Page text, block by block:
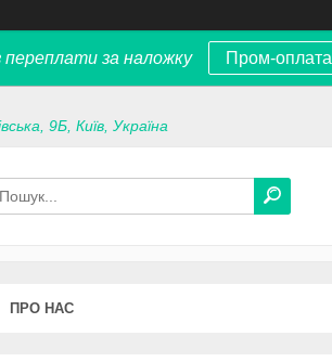
за наложку Пром-оплата
9Б, Київ, Україна
ПРО НАС